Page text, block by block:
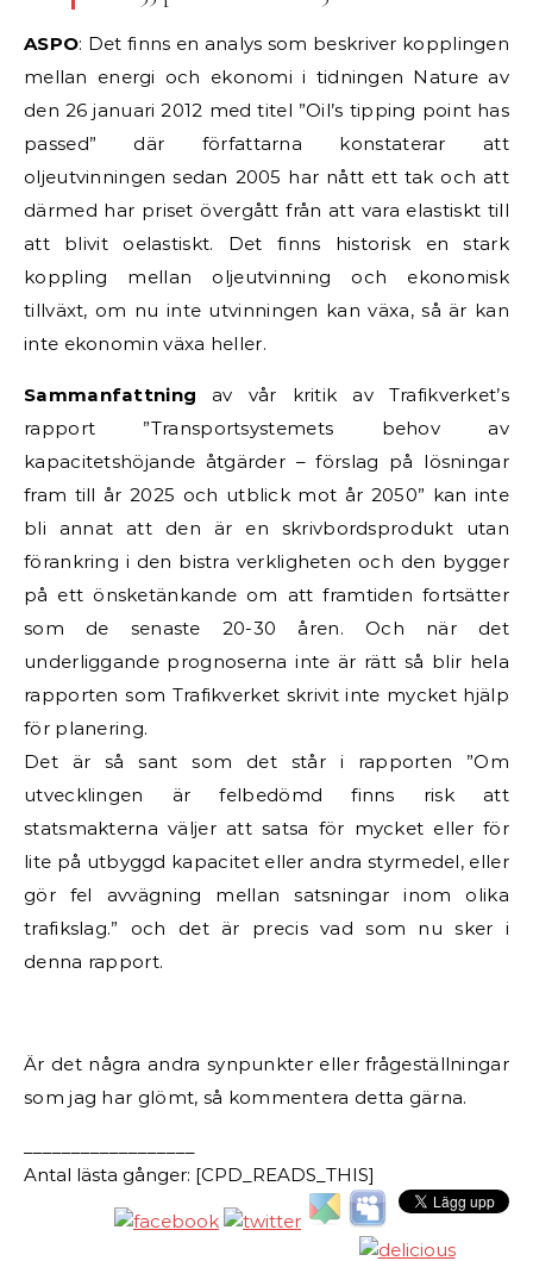
ASPO: Det finns en analys som beskriver kopplingen
mellan energi och ekonomi i tidningen Nature av
den 26 januari 2012 med titel ”Oil’s tipping point has
passed” där författarna konstaterar att
oljeutvinningen sedan 2005 har nått ett tak och att
därmed har priset övergått från att vara elastiskt till
att blivit oelastiskt. Det finns historisk en stark
koppling mellan oljeutvinning och ekonomisk
tillväxt, om nu inte utvinningen kan växa, så är kan
inte ekonomin växa heller.
Sammanfattning av vår kritik av Trafikverket’s
rapport ”Transportsystemets behov av
kapacitetshöjande åtgärder – förslag på lösningar
fram till år 2025 och utblick mot år 2050” kan inte
bli annat att den är en skrivbordsprodukt utan
förankring i den bistra verkligheten och den bygger
på ett önsketänkande om att framtiden fortsätter
som de senaste 20-30 åren. Och när det
underliggande prognoserna inte är rätt så blir hela
rapporten som Trafikverket skrivit inte mycket hjälp
för planering.
Det är så sant som det står i rapporten ”Om
utvecklingen är felbedömd finns risk att
statsmakterna väljer att satsa för mycket eller för
lite på utbyggd kapacitet eller andra styrmedel, eller
gör fel avvägning mellan satsningar inom olika
trafikslag.” och det är precis vad som nu sker i
denna rapport.
Är det några andra synpunkter eller frågeställningar
som jag har glömt, så kommentera detta gärna.
Antal lästa gånger: [CPD_READS_THIS]